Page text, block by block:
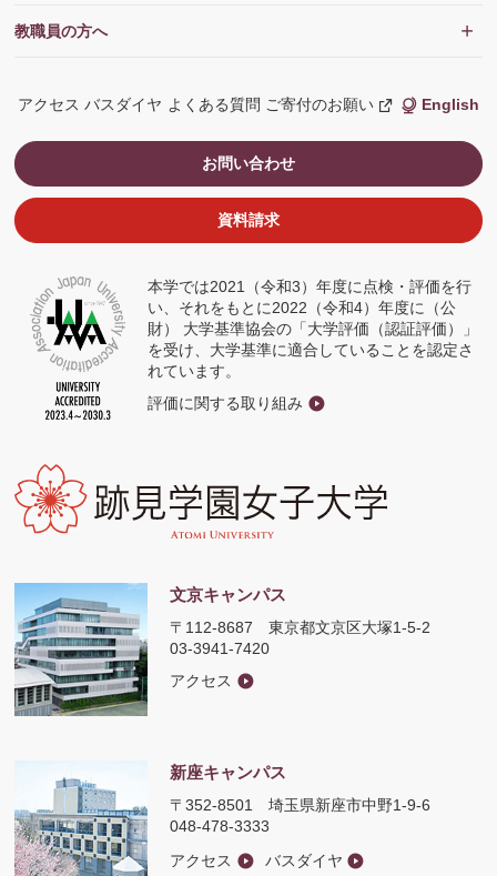
文京キャンパス
〒112-8687東京都文京区大塚1-5-2
03-3941-7420
アクセス
新座キャンパス
〒352-8501埼玉県新座市中野1-9-6
048-478-3333
アクセス
バスダイヤ
本学では2021（令和3）年度に点検・評価を行
い、それをもとに2022（令和4）年度に（公
財） 大学基準協会の「大学評価（認証評価）」
を受け、大学基準に適合していることを認定さ
れています。
評価に関する取り組み
教職員の方へ
アクセス バスダイヤ よくある質問 ご寄付のお願い
新
し
ド
開
English
お問い合わせ
資料請求